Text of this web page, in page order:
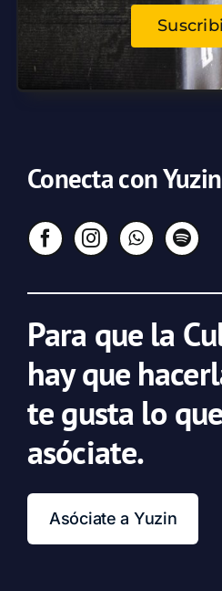
Conecta con Yuzin
Para que la
hay que
te gusta lo
asóciate.
Asóciate a Yuzin